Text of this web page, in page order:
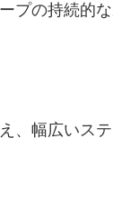
プの持続的
、幅広いス